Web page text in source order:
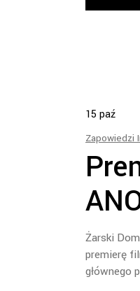
15 paź
Zapowiedzi
Żarski
premierę
głównego